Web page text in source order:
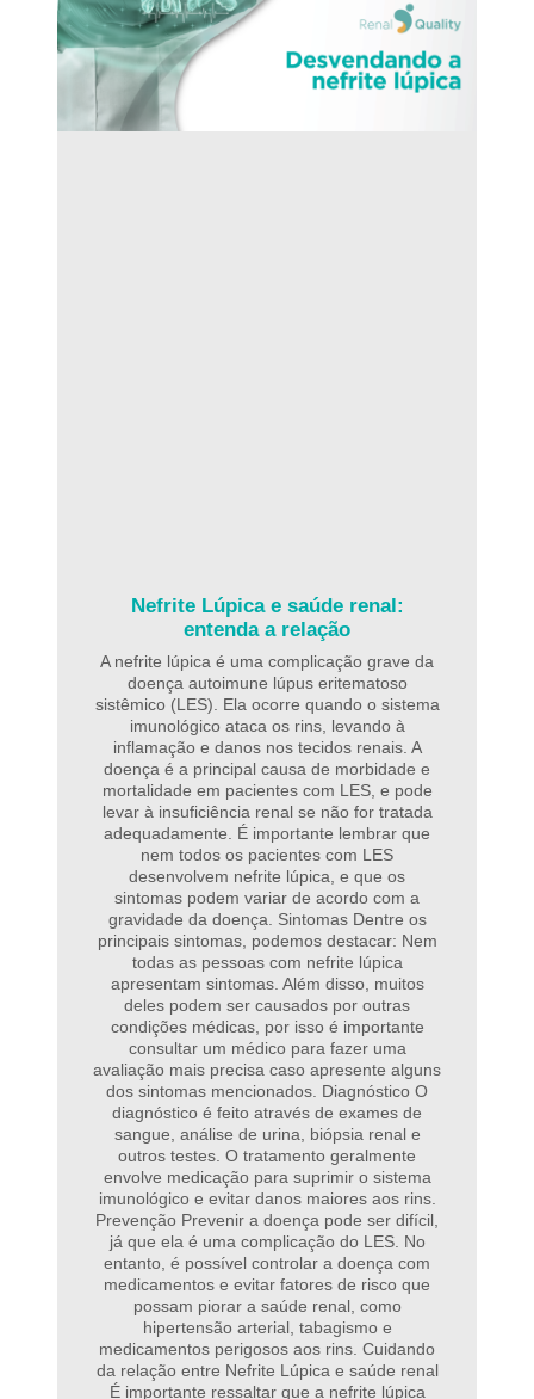
Nefrite Lúpica e saúde renal:
entenda a relação
A nefrite lúpica é uma complicação grave da
doença autoimune lúpus eritematoso
sistêmico (LES). Ela ocorre quando o sistema
imunológico ataca os rins, levando à
inflamação e danos nos tecidos renais. A
doença é a principal causa de morbidade e
mortalidade em pacientes com LES, e pode
levar à insuficiência renal se não for tratada
adequadamente. É importante lembrar que
nem todos os pacientes com LES
desenvolvem nefrite lúpica, e que os
sintomas podem variar de acordo com a
gravidade da doença. Sintomas Dentre os
principais sintomas, podemos destacar: Nem
todas as pessoas com nefrite lúpica
apresentam sintomas. Além disso, muitos
deles podem ser causados por outras
condições médicas, por isso é importante
consultar um médico para fazer uma
avaliação mais precisa caso apresente alguns
dos sintomas mencionados. Diagnóstico O
diagnóstico é feito através de exames de
sangue, análise de urina, biópsia renal e
outros testes. O tratamento geralmente
envolve medicação para suprimir o sistema
imunológico e evitar danos maiores aos rins.
Prevenção Prevenir a doença pode ser difícil,
já que ela é uma complicação do LES. No
entanto, é possível controlar a doença com
medicamentos e evitar fatores de risco que
possam piorar a saúde renal, como
hipertensão arterial, tabagismo e
medicamentos perigosos aos rins. Cuidando
da relação entre Nefrite Lúpica e saúde renal
É importante ressaltar que a nefrite lúpica